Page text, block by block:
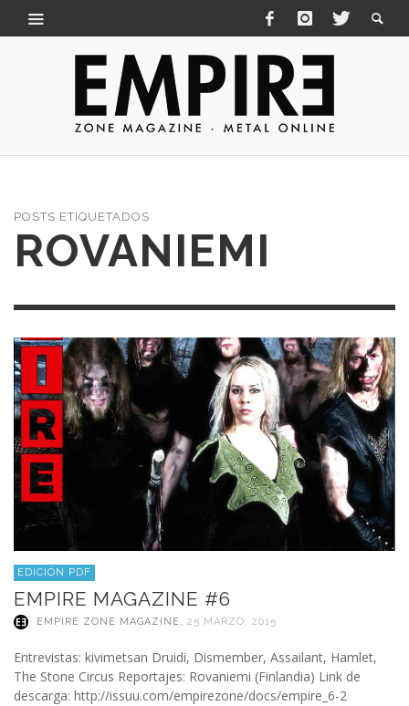
POSTS ETIQUETADOS
ROVANIEMI
EDICIÓN PDF
EMPIRE MAGAZINE #6
EMPIRE ZONE MAGAZINE, 25 MARZO, 2015
Entrevistas: kivimetsan Druidi, Dismember, Assailant, Hamlet,
The Stone Circus Reportajes: Rovaniemi (Finlandia) Link de
descarga: http://issuu.com/empirezone/docs/empire_6-2